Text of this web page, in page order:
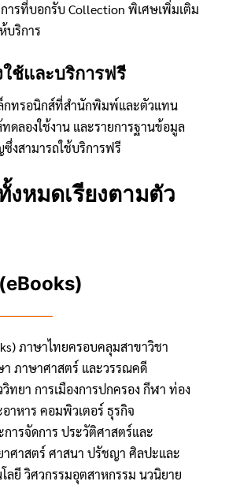
ารที่บอกรับ Collection พิเศษเพิ่มเติม
บริการ
ช้และบริการฟรี
กทรอนิกส์ที่สำนักพิมพ์และตัวแทน
ดลองใช้งาน และรายการฐานข้อมูล
งสามารถใช้บริการฟรี
หมดเรียงตามตัว
ภาษาไทยครอบคลุมสาขาวิชา
ภาษาศาสตร์ และวรรณคดี
ทยา การเมืองการปกครอง กีฬา ท่อง
าหาร คอมพิวเตอร์ ธุรกิจ
ารจัดการ ประวัติศาสตร์และ
ศาสตร์ ศาสนา ปรัชญา ศิลปะและ
ลยี วิศวกรรมอุตสาหกรรม นวนิยาย